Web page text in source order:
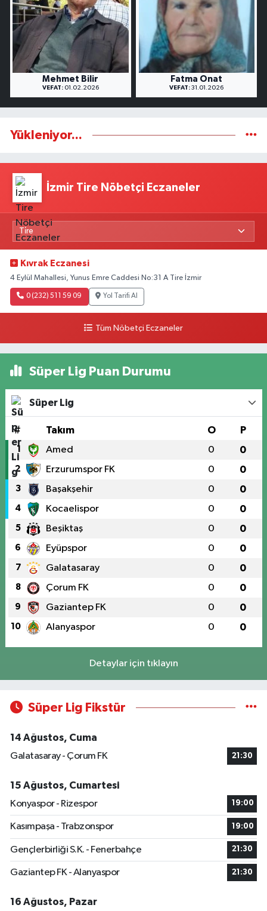
Mehmet Bilir
VEFAT:01.02.2026
Fatma Onat
VEFAT: 31.01.2026
Yükleniyor...
İzmir Tire Nöbetçi Eczaneler
Kıvrak Eczanesi
4 Eylül Mahallesi, Yunus Emre Caddesi No:31 A Tire İzmir
0 (232) 511 59 09 Yol Tarifi Al
Tüm Nöbetçi Eczaneler
Süper Lig Puan Durumu
Süper Lig
# Takım O P
1 Amed 0 0
2 Erzurumspor FK 0 0
3 Başakşehir 0 0
4 Kocaelispor 0 0
5 Beşiktaş 0 0
6 Eyüpspor 0 0
7 Galatasaray 0 0
8 Çorum FK 0 0
9 Gaziantep FK 0 0
10 Alanyaspor 0 0
Detaylar için tıklayın
Süper Lig Fikstür
14 Ağustos, Cuma
Galatasaray - Çorum FK
21:30
15 Ağustos, Cumartesi
Konyaspor - Rizespor
19:00
Kasımpaşa - Trabzonspor 19:00
Gençlerbirliği S.K. - Fenerbahçe 21:30
Gaziantep FK - Alanyaspor 21:30
16 Ağustos, Pazar